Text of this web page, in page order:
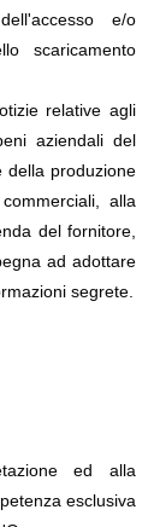
e/o
scaricamento
relative agli
aziendali del
della produzione
alla
del fornitore,
ad adottare
segrete.
ed alla
esclusiva